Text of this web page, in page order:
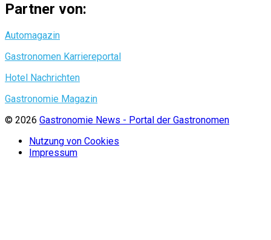
Partner von:
Automagazin
Gastronomen Karriereportal
Hotel Nachrichten
Gastronomie Magazin
© 2026 Gastronomie News - Portal der Gastronomen
Nutzung von Cookies
Impressum